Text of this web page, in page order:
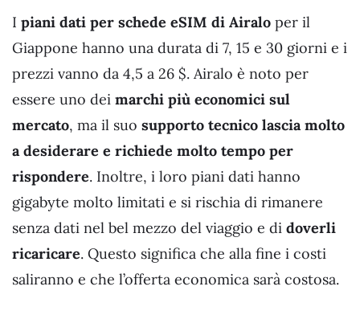
I piani dati per schede eSIM di Airalo per il
Giappone hanno una durata di 7, 15 e 30 giorni e i
prezzi vanno da 4,5 a 26 $. Airalo è noto per
essere uno dei marchi più economici sul
mercato, ma il suo supporto tecnico lascia molto
a desiderare e richiede molto tempo per
rispondere. Inoltre, i loro piani dati hanno
gigabyte molto limitati e si rischia di rimanere
senza dati nel bel mezzo del viaggio e di doverli
ricaricare. Questo significa che alla fine i costi
saliranno e che l’offerta economica sarà costosa.